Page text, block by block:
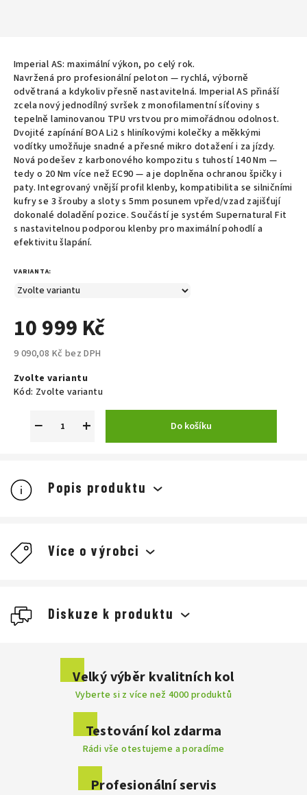
Imperial AS: maximální výkon, po celý rok.
Navržená pro profesionální peloton — rychlá, výborně
odvětraná a kdykoliv přesně nastavitelná. Imperial AS přináší
zcela nový jednodílný svršek z monofilamentní síťoviny s
tepelně laminovanou TPU vrstvou pro mimořádnou odolnost.
Dvojité zapínání BOA Li2 s hliníkovými kolečky a měkkými
vodítky umožňuje snadné a přesné mikro dotažení i za jízdy.
Nová podešev z karbonového kompozitu s tuhostí 140 Nm —
tedy o 20 Nm více než EC90 — a je doplněna ochranou špičky i
paty. Integrovaný vnější profil klenby, kompatibilita se silničními
kufry se 3 šrouby a sloty s 5mm posunem vpřed/vzad zajišťují
dokonalé doladění pozice. Součástí je systém Supernatural Fit
s nastavitelnou podporou klenby pro maximální pohodlí a
efektivitu šlapání.
VARIANTA:
10 999 Kč
9 090,08 Kč bez DPH
cena:
Zvolte variantu
Kód: Zvolte variantu
+
− Do košíku
Popis produktu
Diskuze k produktu
Přidat komentář
Více o výrobci
Cyklistické
nejlehčím na trhu
Velký výběr kvalitních kol
Vyberte si z více než 4000 produktů
Testování kol zdarma
Rádi vše otestujeme a poradíme
Profesionální servis